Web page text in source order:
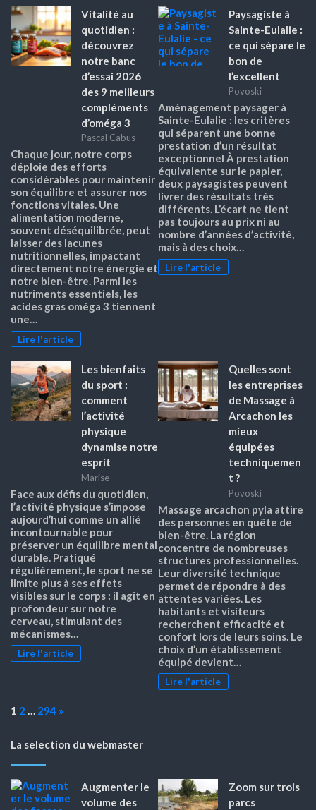
Vitalité au
quotidien :
découvrez
notre banc
d’essai 2026
des 9 meilleurs
compléments
d’oméga 3
Pascal Cabus
Chaque jour, notre corps
déploie des efforts
considérables pour maintenir
son équilibre et assurer nos
fonctions vitales. Une
alimentation moderne,
souvent déséquilibrée, peut
laisser des lacunes
nutritionnelles, impactant
directement notre énergie et
notre bien-être. Parmi les
nutriments essentiels, les
acides gras oméga 3 tiennent
une…
Lire l'article
Paysagiste à
Sainte-Eulalie :
ce qui sépare le
bon de
l’excellent
Povoski
Aménagement paysager à
Sainte-Eulalie : les critères
qui séparent une bonne
prestation d’un résultat
exceptionnel À prestation
équivalente sur le papier,
deux paysagistes peuvent
livrer des résultats très
différents. L’écart ne tient
pas toujours au prix ni au
nombre d’années d’activité,
mais à des choix…
Lire l'article
Les bienfaits
du sport :
comment
l’activité
physique
dynamise notre
esprit
Marise
Face aux défis du quotidien,
l’activité physique s’impose
aujourd’hui comme un allié
incontournable pour
préserver un équilibre mental
durable. Pratiqué
régulièrement, le sport ne se
limite plus à ses effets
visibles sur le corps : il agit en
profondeur sur notre
cerveau, stimulant des
mécanismes…
Lire l'article
Quelles sont
les entreprises
de Massage à
Arcachon les
mieux
équipées
techniquemen
t ?
Povoski
Massage arcachon pyla attire
des personnes en quête de
bien-être. La région
concentre de nombreuses
structures professionnelles.
Leur diversité technique
permet de répondre à des
attentes variées. Les
habitants et visiteurs
recherchent efficacité et
confort lors de leurs soins. Le
choix d’un établissement
équipé devient…
Lire l'article
Page:
1 2 … 294 Next
»
La selection du webmaster
Augmenter le
volume des
Zoom sur trois
parcs